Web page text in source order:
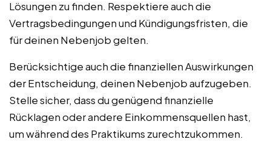
Lösungen zu finden. Respektiere auch die
Vertragsbedingungen und Kündigungsfristen, die
für deinen Nebenjob gelten.
Berücksichtige auch die finanziellen Auswirkungen
der Entscheidung, deinen Nebenjob aufzugeben.
Stelle sicher, dass du genügend finanzielle
Rücklagen oder andere Einkommensquellen hast,
um während des Praktikums zurechtzukommen.